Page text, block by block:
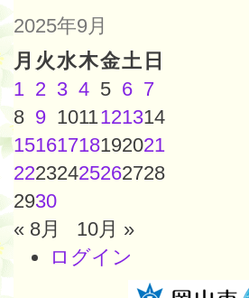
2025年9月
月 火水木金土 日
1 2 3 4 5 6 7
8 9 1011121314
15161718192021
22232425262728
2930
« 8月
10月 »
ログイン